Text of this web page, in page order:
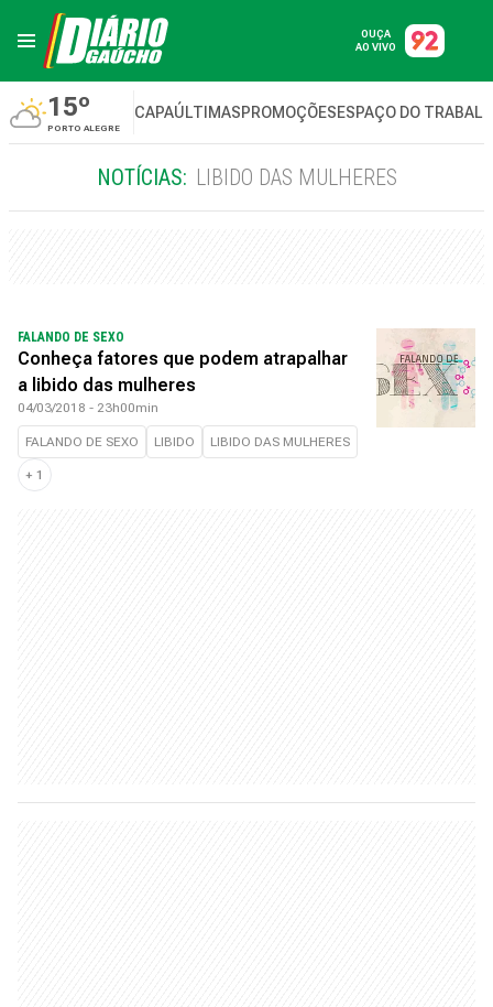
OUÇA
AO VIVO
15º
PORTO ALEGRE
CAPAÚLTIMASPROMOÇÕESESPAÇO DO
NOTÍCIAS: LIBIDO DAS MULHERES
FALANDO DE SEXO
Conheça fatores que podem atrapalhar
a libido das mulheres
04/03/2018 - 23h00min
FALANDO DE SEXO LIBIDO LIBIDO DAS MULHERES
+ 1